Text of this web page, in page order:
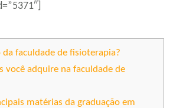
faculdade de fisioterapia?
você adquire na faculdade de
matérias da graduação em